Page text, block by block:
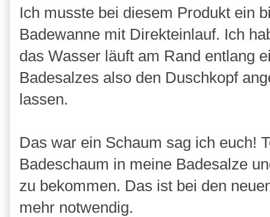
Ich musste bei diesem Produkt ein
Badewanne mit Direkteinlauf. Ich
das Wasser läuft am Rand entlang
Badesalzes also den Duschkopf
lassen.
Das war ein Schaum sag ich euch!
Badeschaum in meine Badesalze
zu bekommen. Das ist bei den
mehr notwendig.